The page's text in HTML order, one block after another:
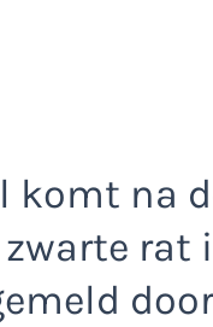
komt na
zwarte